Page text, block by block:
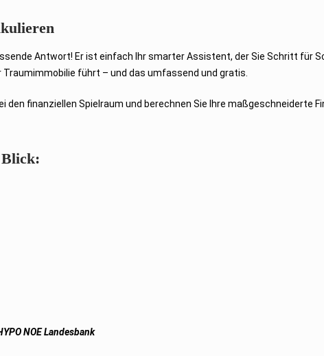
Antwort! Er ist einfach Ihr smarter Assistent, der Sie Schritt für
führt – und das umfassend und gratis.
den finanziellen Spielraum und berechnen Sie Ihre maßgeschneiderte
Blick:
NOE Landesbank